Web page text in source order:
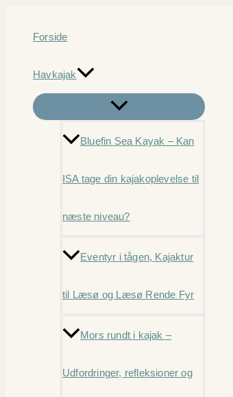
Forside
Havkajak
Bluefin Sea Kayak – Kan
ISA tage din kajakoplevelse til
næste niveau?
Eventyr i tågen, Kajaktur
til Læsø og Læsø Rende Fyr
Mors rundt i kajak –
Udfordringer, refleksioner og